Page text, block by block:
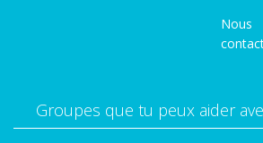
Nous
Groupes que tu peux aider